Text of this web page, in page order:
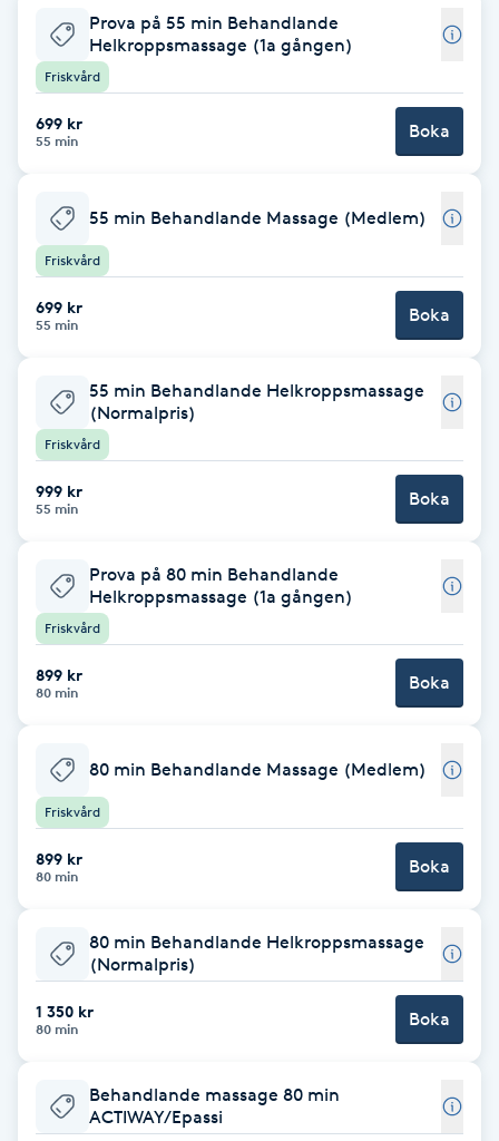
Cryoterapi
Damklippning
Dermapen
Diamantslipning
Enzympeeling
Extensions
Eyeliner-tatuering
Face framing
Faceliftmassage
Fet hårbotten
Fettreducering
Fibromassage
Fillers
Fotmassage
Fotsvamp
Fotvård
Prova på 55 min Behandlande
Helkroppsmassage (1a gången)
Friskvård
699 kr
55 min Boka
55 min Behandlande Massage (Medlem)
Friskvård
699 kr
55 min Boka
55 min Behandlande Helkroppsmassage
(Normalpris)
Friskvård
999 kr
55 min Boka
Prova på 80 min Behandlande
Helkroppsmassage (1a gången)
Friskvård
899 kr
80 min Boka
80 min Behandlande Massage (Medlem)
Friskvård
899 kr
80 min Boka
80 min Behandlande Helkroppsmassage
(Normalpris)
1 350 kr
80 min Boka
Behandlande massage 80 min
ACTIWAY/Epassi